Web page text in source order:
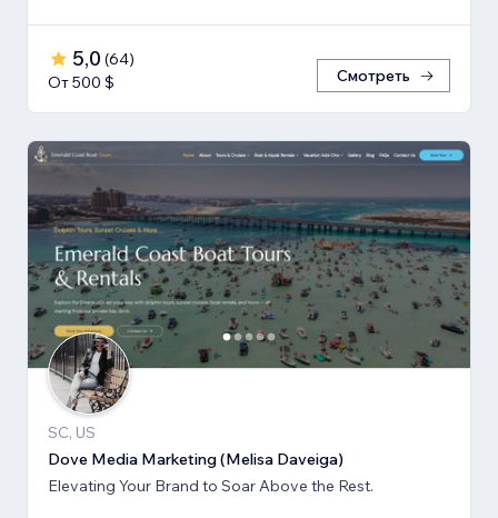
5,0 (64)
От 500 $
Смотреть
SC, US
Dove Media Marketing (Melisa Daveiga)
Elevating Your Brand to Soar Above the Rest.